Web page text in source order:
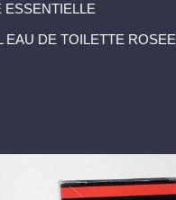
ESSENTIELLE
EAU DE TOILETTE ROSEE